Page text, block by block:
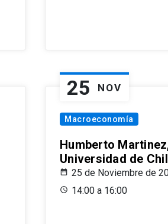
25 NOV
Macroeconomía
Humberto
Universidad de
25 de Noviembre de
14:00 a 16:00